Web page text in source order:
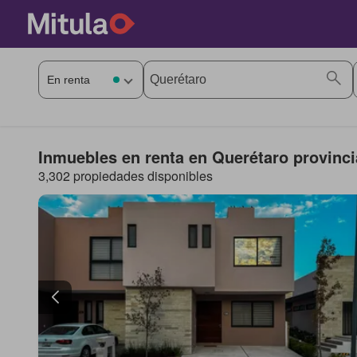
Inmuebles en renta en Querétaro
3,302 propiedades disponibles